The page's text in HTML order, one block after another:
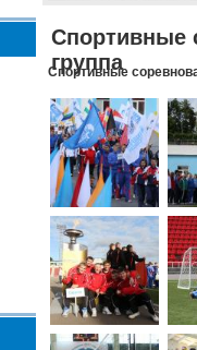
Спортивные
группа
Спортивные